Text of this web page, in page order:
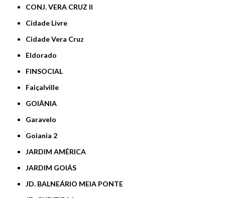
CONJ. VERA CRUZ II
Cidade Livre
Cidade Vera Cruz
Eldorado
FINSOCIAL
Faiçalville
GOIÂNIA
Garavelo
Goiania 2
JARDIM AMÉRICA
JARDIM GOIÁS
JD. BALNEÁRIO MEIA PONTE